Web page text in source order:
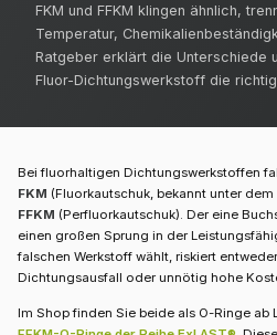
FKM und FFKM klingen ähnlich,
Temperatur,
Ratgeber erklärt die Unterschiede
Fluor-Dichtungswerkstoff die
Bei fluorhaltigen Dichtungswerkstoffen
FKM (Fluorkautschuk, bekannt unter
FFKM (Perfluorkautschuk). Der eine
einen großen Sprung in der
falschen Werkstoff wählt, riskiert
Dichtungsausfall oder unnötig hohe
Im Shop finden Sie beide als O-Ringe ab